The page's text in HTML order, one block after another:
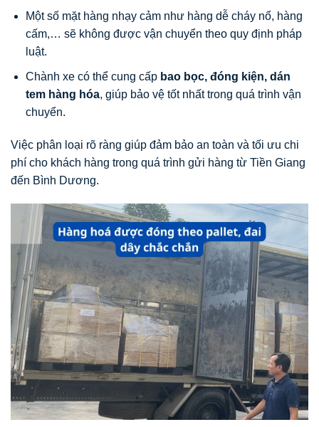
Một số mặt hàng nhạy cảm như hàng dễ cháy nổ, hàng
cấm,… sẽ không được vận chuyển theo quy định pháp
luật.
Chành xe có thể cung cấp bao bọc, đóng kiện, dán
tem hàng hóa, giúp bảo vệ tốt nhất trong quá trình vận
chuyển.
Việc phân loại rõ ràng giúp đảm bảo an toàn và tối ưu chi
phí cho khách hàng trong quá trình gửi hàng từ Tiền Giang
đến Bình Dương.